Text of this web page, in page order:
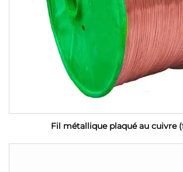
Fil métallique plaqué au cuivre